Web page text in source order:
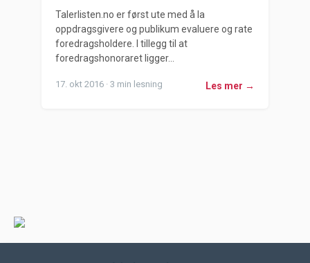
Talerlisten.no er først ute med å la
oppdragsgivere og publikum evaluere og rate
foredragsholdere. I tillegg til at
foredragshonoraret ligger...
17. okt 2016 · 3 min lesning Les mer →